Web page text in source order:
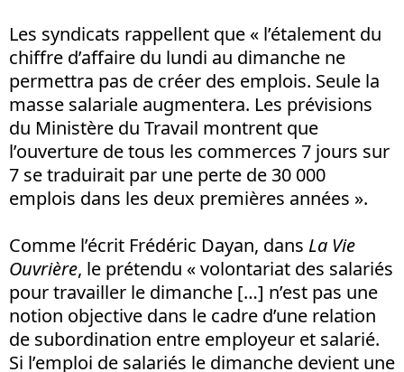
Les syndicats rappellent que « l’étalement du
chiffre d’affaire du lundi au dimanche ne
permettra pas de créer des emplois. Seule la
masse salariale augmentera. Les prévisions
du Ministère du Travail montrent que
l’ouverture de tous les commerces 7 jours sur
7 se traduirait par une perte de 30 000
emplois dans les deux premières années ».
Comme l’écrit Frédéric Dayan, dans La Vie
Ouvrière, le prétendu « volontariat des salariés
pour travailler le dimanche […] n’est pas une
notion objective dans le cadre d’une relation
de subordination entre employeur et salarié.
Si l’emploi de salariés le dimanche devient une